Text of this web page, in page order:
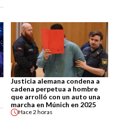
Justicia alemana condena a
cadena perpetua a hombre
que arrolló con un auto una
marcha en Múnich en 2025
Hace2 horas